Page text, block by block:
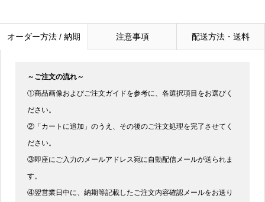
オーダー方法 / 納期 注意事項 配送方法・送料
～ご注文の流れ～
①商品画像およびご注文ガイドを参考に、各選択項目をお選びく
ださい。
②「カートに追加」のうえ、その後のご注文処理を完了させてく
ださい。
③即座にご入力のメールアドレス宛に自動配信メールが送られま
す。
④翌営業日中に、納期等記載したご注文内容確認メールをお送り